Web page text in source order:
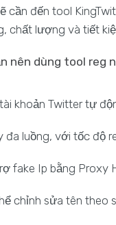
cần đến tool
chất lượng và tiết
nên dùng tool reg
khoản Twitter tự
đa luồng, với tốc độ
fake Ip bằng Proxy
chỉnh sửa tên theo